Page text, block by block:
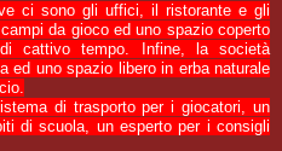
ci sono gli uffici, il ristorante e gli
da gioco ed uno spazio coperto
cattivo tempo. Infine, la società
ed uno spazio libero in erba naturale
di trasporto per i giocatori, un
di scuola, un esperto per i consigli